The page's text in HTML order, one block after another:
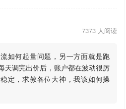
7373 人阅读
如何起量问题，另一方面就是跑
天调完出价后，账户都在波动很厉
定，求教各位大神，我该如何操